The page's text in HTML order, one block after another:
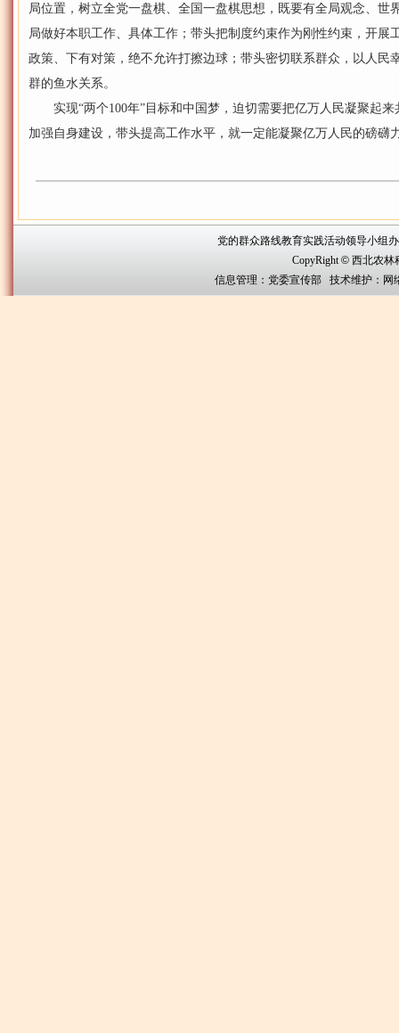
局位置，树立全党一盘棋、全国一盘棋思想，既要有全局观念、世
局做好本职工作、具体工作；带头把制度约束作为刚性约束，开展
政策、下有对策，绝不允许打擦边球；带头密切联系群众，以人民
群的鱼水关系。
实现“两个100年”目标和中国梦，迫切需要把亿万人民凝聚起来
加强自身建设，带头提高工作水平，就一定能凝聚亿万人民的磅礴
党的群众路线教育实践活动领导小组
CopyRight© 西北农林
信息管理：党委宣传部 技术维护：网